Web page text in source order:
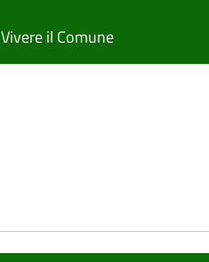
Vivere il Comune